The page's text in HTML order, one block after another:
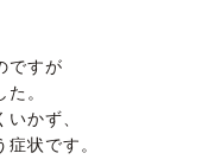
ですが
。
かず、
状です。